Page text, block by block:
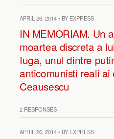
APRIL 26, 2014 • BY EXPRESS
IN MEMORIAM. Un
moartea discreta a
Iuga, unul dintre
anticomunisti reali ai
Ceausescu
2 RESPONSES
APRIL 26, 2014 • BY EXPRESS